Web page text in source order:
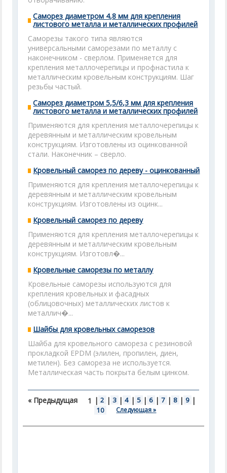
Саморез диаметром 4,8 мм для крепления
листового металла и металлических профилей
Саморезы такого типа являются
универсальными саморезами по металлу с
наконечником - сверлом. Применяется для
крепления металлочерепицы и профнастила к
металлическим кровельным конструкциям. Шаг
резьбы частый.
Саморез диаметром 5,5/6,3 мм для крепления
листового металла и металлических профилей
Применяются для крепления металлочерепицы к
деревянным и металлическим кровельным
конструкциям. Изготовлены из оцинкованной
стали. Наконечник – сверло.
Кровельный саморез по дереву - оцинкованный
Применяются для крепления металлочерепицы к
деревянным и металлическим кровельным
конструкциям. Изготовлены из оцинк...
Кровельный саморез по дереву
Применяются для крепления металлочерепицы к
деревянным и металлическим кровельным
конструкциям. Изготовл�...
Кровельные саморезы по металлу
Кровельные саморезы используются для
крепления кровельных и фасадных
(облицовочных) металлических листов к
металлич�...
Шайбы для кровельных саморезов
Шайба для кровельного самореза с резиновой
прокладкой EPDM (элилен, пропилен, диен,
метилен). Без самореза не используется.
Металлическая часть покрыта белым цинком.
« Предыдущая 1 | 2 | 3 | 4 | 5 | 6 | 7 | 8 | 9 |
10 Следующая »